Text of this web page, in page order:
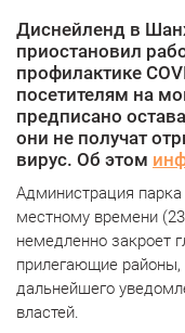
Диснейленд в
приостановил
профилактике
посетителям на
предписано
они не получат
вирус. Об этом
Администрация парка
местному времени
немедленно закроет
прилегающие районы,
дальнейшего
властей.